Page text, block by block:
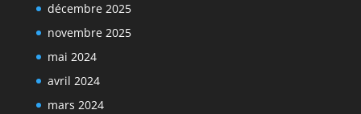
décembre 2025
novembre 2025
mai 2024
avril 2024
mars 2024